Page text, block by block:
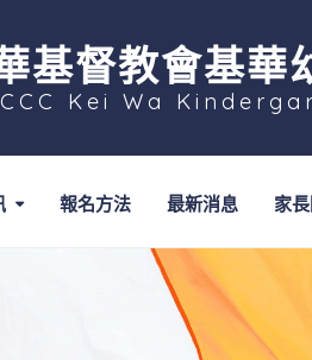
基督教會基華
CCC Kei Wa
報名方法 最新消息 家